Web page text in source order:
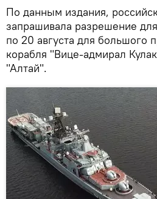
По данным издания,
запрашивала разрешение
по 20 августа для большого
корабля "Вице-адмирал
"Алтай".